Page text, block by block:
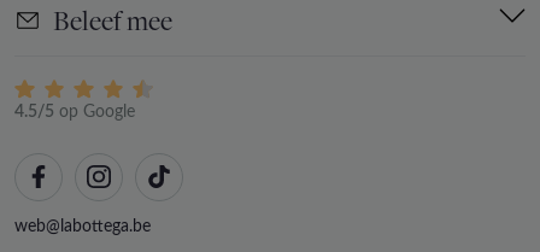
Beleef mee
4.5/5 op Google
web@labottega.be